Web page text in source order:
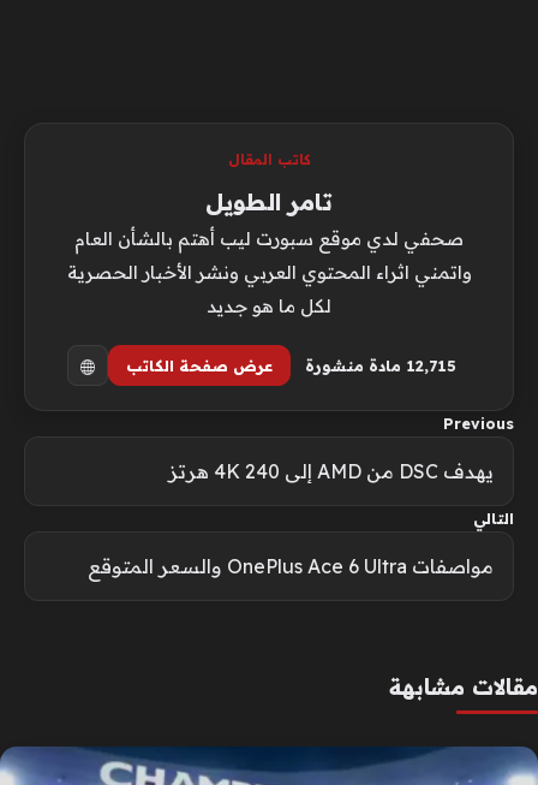
كاتب المقال
تامر الطويل
صحفي لدي موقع سبورت ليب أهتم بالشأن العام
واتمني اثراء المحتوي العربي ونشر الأخبار الحصرية
لكل ما هو جديد
12٬715 مادة منشورة عرض صفحة الكاتب
Previous
يهدف DSC من AMD إلى 4K 240 هرتز
التالي
مواصفات OnePlus Ace 6 Ultra والسعر المتوقع
مقالات مشابهة